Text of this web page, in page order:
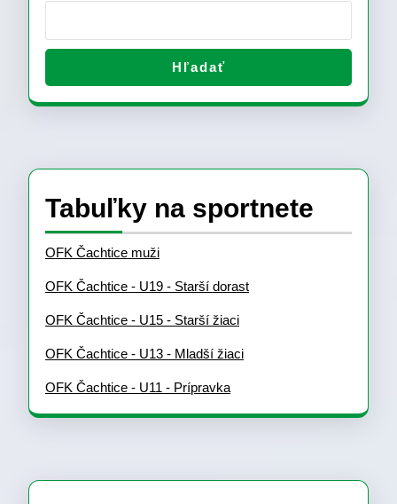
Hľadať
Tabuľky na sportnete
OFK Čachtice muži
OFK Čachtice - U19 - Starší dorast
OFK Čachtice - U15 - Starší žiaci
OFK Čachtice - U13 - Mladší žiaci
OFK Čachtice - U11 - Prípravka